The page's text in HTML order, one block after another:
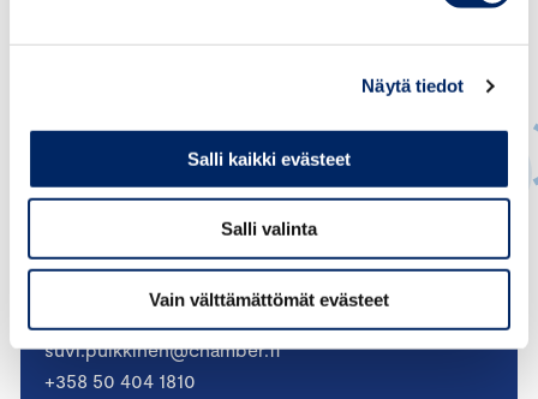
Näytä tiedot
Salli kaikki evästeet
Salli valinta
Vain välttämättömät evästeet
Suvi Pulkkinen
JOHTAVA ASIANTUNTIJA, OSAAMINEN JA
MAAHANMUUTTO
suvi.pulkkinen@chamber.fi
+358 50 404 1810